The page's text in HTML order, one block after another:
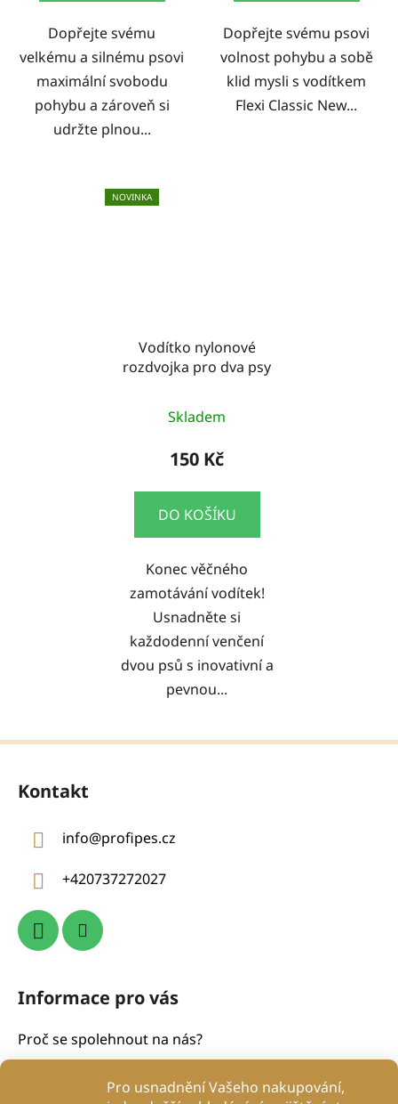
Pro usnadnění Vašeho nakupování,
Dopřejte svému
velkému a silnému psovi
maximální svobodu
pohybu a zároveň si
udržte plnou...
Dopřejte svému psovi
volnost pohybu a sobě
klid mysli s vodítkem
Flexi Classic New...
NOVINKA
Vodítko nylonové
rozdvojka pro dva psy
Skladem
150 Kč
DO KOŠÍKU
Konec věčného
zamotávání vodítek!
Usnadněte si
každodenní venčení
dvou psů s inovativní a
pevnou...
Kontakt
info@profipes.cz
+420737272027
Informace pro vás
Proč se spolehnout na nás?
Obchodní podmínky
Podmínky ochrany osobních údajů